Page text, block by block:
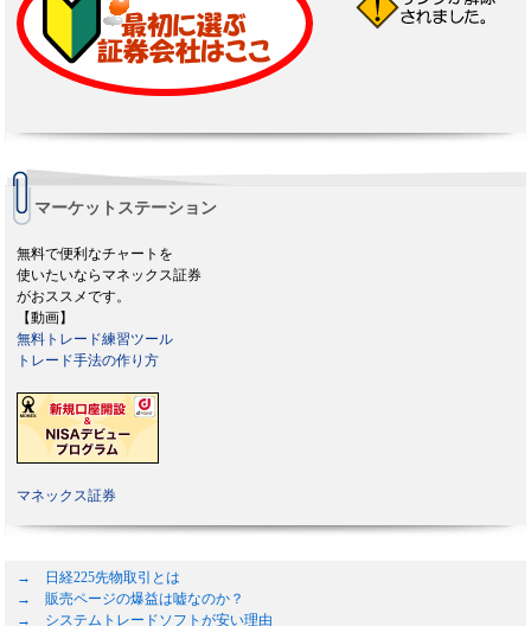
マーケットステーション
無料で便利なチャートを
使いたいならマネックス証券
がおススメです。
【動画】
無料トレード練習ツール
トレード手法の作り方
マネックス証券
→ 日経225先物取引とは
→ 販売ページの爆益は嘘なのか？
→ システムトレードソフトが安い理由